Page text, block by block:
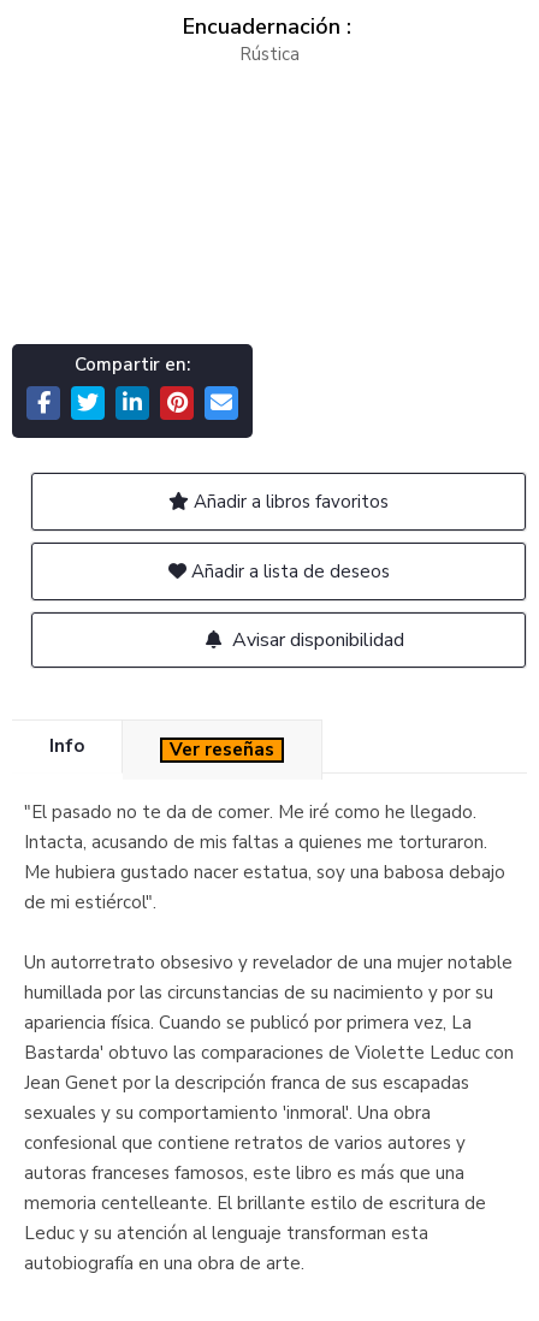
Encuadernación :
Rústica
Compartir en:
Añadir a libros favoritos
Añadir a lista de deseos
Avisar disponibilidad
Info Ver reseñas
"El pasado no te da de comer. Me iré como he llegado.
Intacta, acusando de mis faltas a quienes me torturaron.
Me hubiera gustado nacer estatua, soy una babosa debajo
de mi estiércol".
Un autorretrato obsesivo y revelador de una mujer notable
humillada por las circunstancias de su nacimiento y por su
apariencia física. Cuando se publicó por primera vez, La
Bastarda' obtuvo las comparaciones de Violette Leduc con
Jean Genet por la descripción franca de sus escapadas
sexuales y su comportamiento 'inmoral'. Una obra
confesional que contiene retratos de varios autores y
autoras franceses famosos, este libro es más que una
memoria centelleante. El brillante estilo de escritura de
Leduc y su atención al lenguaje transforman esta
autobiografía en una obra de arte.